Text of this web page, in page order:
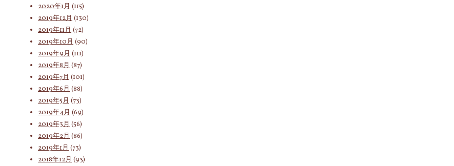
2020年1月 (115)
2019年12月 (130)
2019年11月 (72)
2019年10月 (90)
2019年9月 (111)
2019年8月 (87)
2019年7月 (101)
2019年6月 (88)
2019年5月 (73)
2019年4月 (69)
2019年3月 (56)
2019年2月 (86)
2019年1月 (73)
2018年12月 (93)